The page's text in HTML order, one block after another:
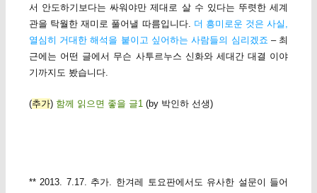
서 안도하기보다는 싸워야만 제대로 살 수 있다는 뚜렷한 세계
관을 탁월한 재미로 풀어낼 따름입니다. 더 흥미로운 것은 사실,
열심히 거대한 해석을 붙이고 싶어하는 사람들의 심리겠죠 – 최
근에는 어떤 글에서 무슨 사투르누스 신화와 세대간 대결 이야
기까지도 봤습니다.
(추가) 함께 읽으면 좋을 글1 (by 박인하 선생)
** 2013. 7.17. 추가. 한겨레 토요판에서도 유사한 설문이 들어